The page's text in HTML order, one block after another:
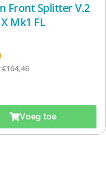
Front Splitter V.2
Mk1 FL
€164,46
Voeg toe